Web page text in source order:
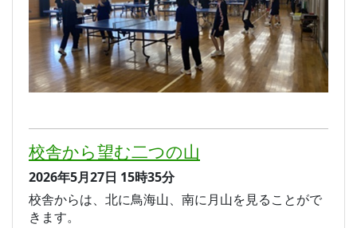
校舎から望む二つの山
2026年5月27日 15時35分
校舎からは、北に鳥海山、南に月山を見ることがで
きます。